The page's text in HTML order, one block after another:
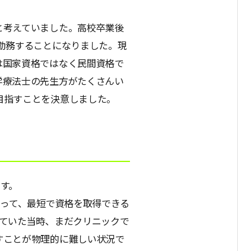
えていました。高校卒業後
務することになりました。現
家資格ではなく民間資格で
法士の先生方がたくさんい
すことを決意しました。
。
て、最短で資格を取得できる
いた当時、まだクリニックで
とが物理的に難しい状況で